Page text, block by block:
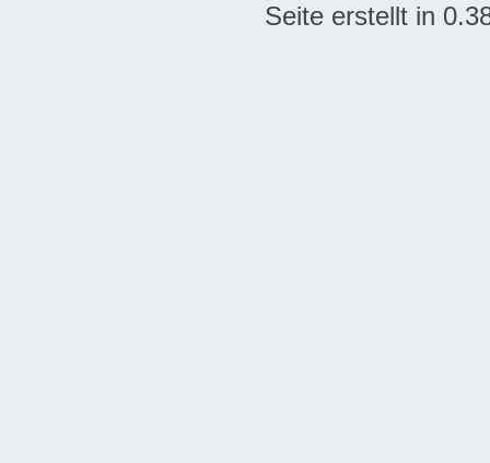
Seite erstellt in